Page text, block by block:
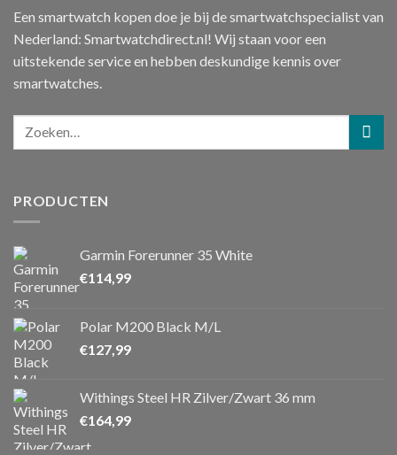
Een smartwatch kopen doe je bij de smartwatchspecialist van
Nederland: Smartwatchdirect.nl! Wij staan voor een
uitstekende service en hebben deskundige kennis over
smartwatches.
PRODUCTEN
Garmin Forerunner 35 White
€114,99
Polar M200 Black M/L
€127,99
Withings Steel HR Zilver/Zwart 36 mm
€164,99